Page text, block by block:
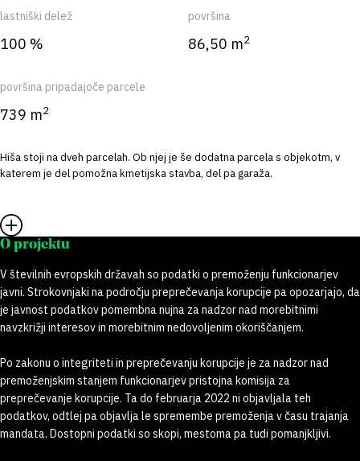
lastniški delež
100 %
površina
86,50 m2
površina pripadajoče parcele
739 m2
Hiša stoji na dveh parcelah. Ob njej je še dodatna parcela s objekotm, v
katerem je del pomožna kmetijska stavba, del pa garaža.
O projektu
V številnih evropskih državah so podatki o premoženju funkcionarjev
javni. Strokovnjaki na področju preprečevanja korupcije pa opozarjajo, da
je javnost podatkov pomembna nujna za nadzor nad morebitnimi
navzkrižji interesov in morebitnim nedovoljenim okoriščanjem.
Po zakonu o integriteti in preprečevanju korupcije je za nadzor nad
premoženjskim stanjem funkcionarjev pristojna komisija za
preprečevanje korupcije. Ta do februarja 2022 ni objavljala teh
podatkov, odtlej pa objavlja le spremembe premoženja v času trajanja
mandata. Dostopni podatki so skopi, mestoma pa tudi pomanjkljivi.